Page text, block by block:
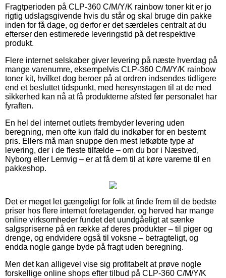
Fragtperioden på CLP-360 C/M/Y/K rainbow toner kit er jo
rigtig udslagsgivende hvis du står og skal bruge din pakke
inden for få dage, og derfor er det særdeles centralt at du
efterser den estimerede leveringstid på det respektive
produkt.
Flere internet selskaber giver levering på næste hverdag på
mange varenumre, eksempelvis CLP-360 C/M/Y/K rainbow
toner kit, hvilket dog beroer på at ordren indsendes tidligere
end et besluttet tidspunkt, med hensynstagen til at de med
sikkerhed kan nå at få produkterne afsted før personalet har
fyraften.
En hel del internet outlets frembyder levering uden
beregning, men ofte kun ifald du indkøber for en bestemt
pris. Ellers må man snuppe den mest letkøbte type af
levering, der i de fleste tilfælde – om du bor i Næstved,
Nyborg eller Lemvig – er at få dem til at køre varerne til en
pakkeshop.
Det er meget let gængeligt for folk at finde frem til de bedste
priser hos flere internet foretagender, og herved har mange
online virksomheder fundet det uundgåeligt at sænke
salgspriserne på en række af deres produkter – til piger og
drenge, og endvidere også til voksne – betragteligt, og
endda nogle gange byde på fragt uden beregning.
Men det kan alligevel vise sig profitabelt at prøve nogle
forskellige online shops efter tilbud på CLP-360 C/M/Y/K